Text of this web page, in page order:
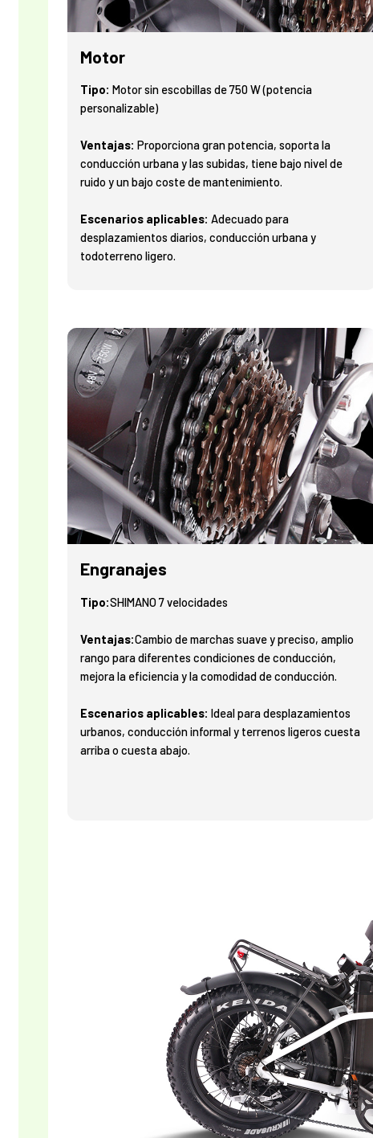
Motor
Tipo:Motor sin escobillas de 750 W (potencia
personalizable)
Ventajas: Proporciona gran potencia, soporta la
conducción urbana y las subidas, tiene bajo nivel de
ruido y un bajo coste de mantenimiento.
Escenarios aplicables:Adecuado para
desplazamientos diarios, conducción urbana y
todoterreno ligero.
Engranajes
Tipo:SHIMANO 7 velocidades
Ventajas:Cambio de marchas suave y preciso, amplio
rango para diferentes condiciones de conducción,
mejora la eficiencia y la comodidad de conducción.
Escenarios aplicables:Ideal para desplazamientos
urbanos, conducción informal y terrenos ligeros cuesta
arriba o cuesta abajo.